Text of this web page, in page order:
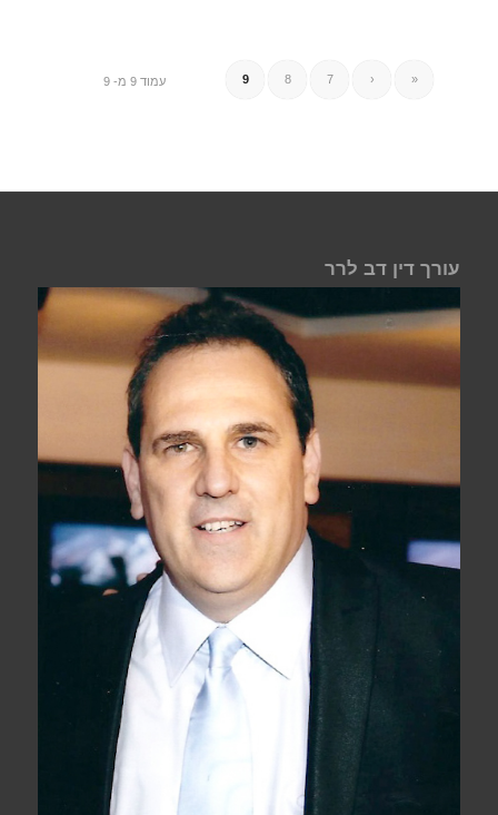
עמוד 9 מ- 9 «
‹
7
8
9
עורך דין דב לרר